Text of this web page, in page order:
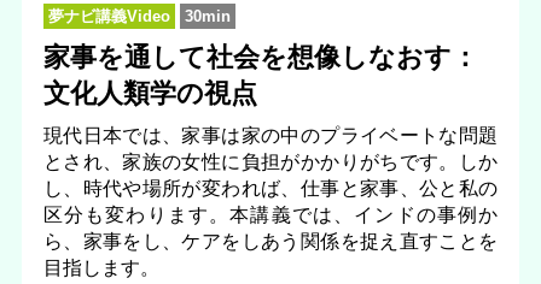
夢ナビ講義Video 30min
家事を通して社会を想像しなおす：
文化人類学の視点
現代日本では、家事は家の中のプライベートな問題
とされ、家族の女性に負担がかかりがちです。しか
し、時代や場所が変われば、仕事と家事、公と私の
区分も変わります。本講義では、インドの事例か
ら、家事をし、ケアをしあう関係を捉え直すことを
目指します。